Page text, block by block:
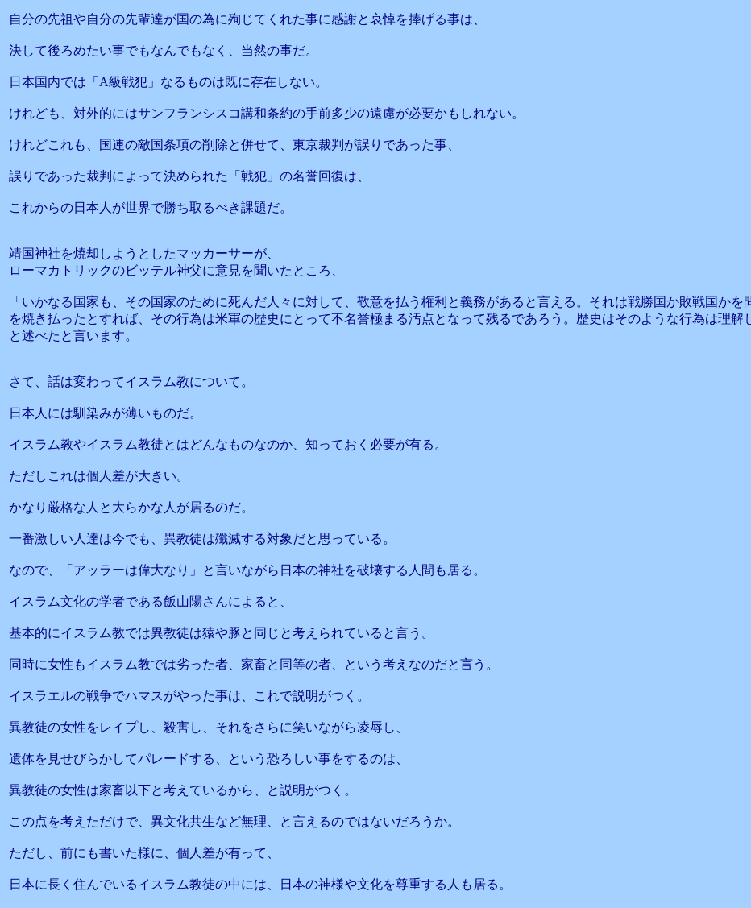
自分の先祖や自分の先輩達が国の為に殉じてくれた事に感謝と哀悼を捧げる事は、
決して後ろめたい事でもなんでもなく、当然の事だ。
日本国内では「A級戦犯」なるものは既に存在しない。
けれども、対外的にはサンフランシスコ講和条約の手前多少の遠慮が必要かもしれない。
けれどこれも、国連の敵国条項の削除と併せて、東京裁判が誤りであった事、
誤りであった裁判によって決められた「戦犯」の名誉回復は、
これからの日本人が世界で勝ち取るべき課題だ。
靖国神社を焼却しようとしたマッカーサーが、
ローマカトリックのビッテル神父に意見を聞いたところ、
「いかなる国家も、その国家のために死んだ人々に対して、敬意を払う権利と義務があると言える。それは戦勝国か敗戦国か
を焼き払ったとすれば、その行為は米軍の歴史にとって不名誉極まる汚点となって残るであろう。歴史はそのような行為は理解
と述べたと言います。
さて、話は変わってイスラム教について。
日本人には馴染みが薄いものだ。
イスラム教やイスラム教徒とはどんなものなのか、知っておく必要が有る。
ただしこれは個人差が大きい。
かなり厳格な人と大らかな人が居るのだ。
一番激しい人達は今でも、異教徒は殲滅する対象だと思っている。
なので、「アッラーは偉大なり」と言いながら日本の神社を破壊する人間も居る。
イスラム文化の学者である飯山陽さんによると、
基本的にイスラム教では異教徒は猿や豚と同じと考えられていると言う。
同時に女性もイスラム教では劣った者、家畜と同等の者、という考えなのだと言う。
イスラエルの戦争でハマスがやった事は、これで説明がつく。
異教徒の女性をレイプし、殺害し、それをさらに笑いながら凌辱し、
遺体を見せびらかしてパレードする、という恐ろしい事をするのは、
異教徒の女性は家畜以下と考えているから、と説明がつく。
この点を考えただけで、異文化共生など無理、と言えるのではないだろうか。
ただし、前にも書いた様に、個人差が有って、
日本に長く住んでいるイスラム教徒の中には、日本の神様や文化を尊重する人も居る。